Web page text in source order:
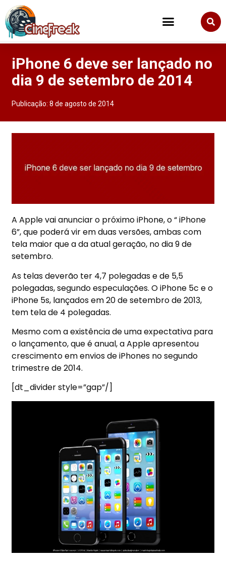
iPhone 6 deve ser lançado no
dia 9 de setembro de 2014
Publicação:8 de agosto de 2014
A Apple vai anunciar o próximo iPhone, o “ iPhone
6”, que poderá vir em duas versões, ambas com
tela maior que a da atual geração, no dia 9 de
setembro.
As telas deverão ter 4,7 polegadas e de 5,5
polegadas, segundo especulações. O iPhone 5c e o
iPhone 5s, lançados em 20 de setembro de 2013,
tem tela de 4 polegadas.
Mesmo com a existência de uma expectativa para
o lançamento, que é anual, a Apple apresentou
crescimento em envios de iPhones no segundo
trimestre de 2014.
[dt_divider style=”gap”/]